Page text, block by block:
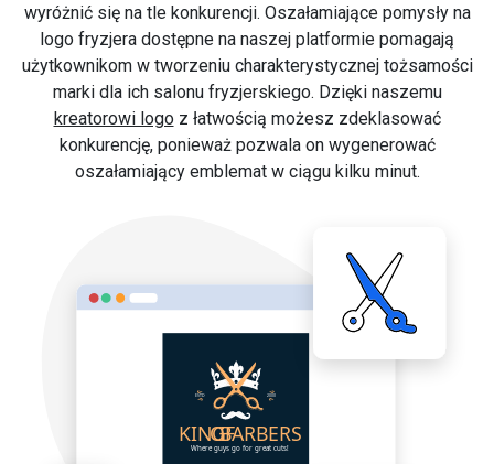
wyróżnić się na tle konkurencji. Oszałamiające pomysły na
logo fryzjera dostępne na naszej platformie pomagają
użytkownikom w tworzeniu charakterystycznej tożsamości
marki dla ich salonu fryzjerskiego. Dzięki naszemu
kreatorowi logoz łatwością możesz zdeklasować
konkurencję, ponieważ pozwala on wygenerować
oszałamiający emblemat w ciągu kilku minut.